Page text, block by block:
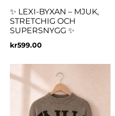
✨ LEXI-BYXAN – MJUK,
STRETCHIG OCH
SUPERSNYGG ✨
kr599.00